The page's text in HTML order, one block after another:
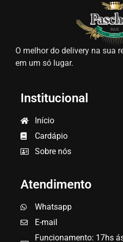
O melhor do delivery na sua
em um só lugar.
Institucional
Início
Cardápio
Sobre nós
Atendimento
Whatsapp
E-mail
Funcionamento: 17hs